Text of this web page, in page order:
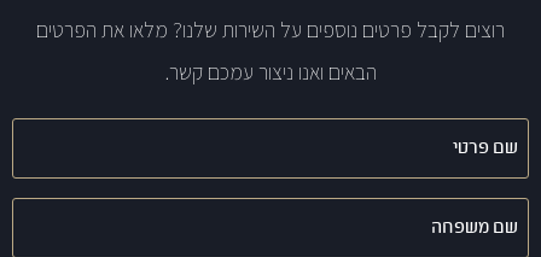
רוצים לקבל פרטים נוספים על השירות שלנו? מלאו את הפרטים
הבאים ואנו ניצור עמכם קשר.
שם
פרטי
שם
משפחה